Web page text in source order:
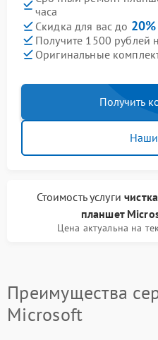
часа
Скидка для вас до 20%
Получите 1500 рублей
Оригинальные
Получить
Стоимость услуги
планшет
Цена актуальна на
Преимущества
Microsoft